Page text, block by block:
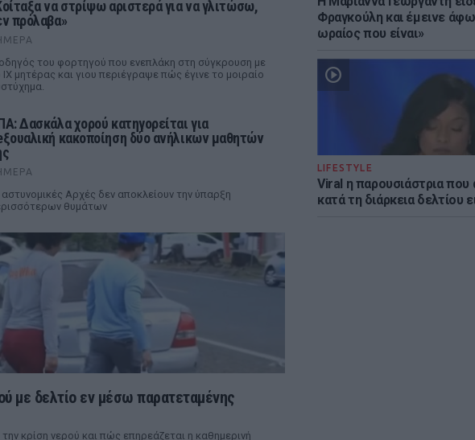
Φραγκούλη και έμεινε
ωραίος που είναι»
LIFESTYLE
Viral η παρουσιάστρια που
κατά τη διάρκεια δελτίου
να στρίψω αριστερά για να γλιτώσω,
πρόλαβα»
του φορτηγού που ενεπλάκη στη σύγκρουση με
ΙΧ μητέρας και γιου περιέγραψε πώς έγινε το μοιραίο
Δασκάλα χορού κατηγορείται για
κακοποίηση δύο ανήλικων μαθητών
αστυνομικές Αρχές δεν αποκλείουν την ύπαρξη
θυμάτων
με δελτίο εν μέσω παρατεταμένης
κρίση νερού και πώς επηρεάζεται η καθημερινή